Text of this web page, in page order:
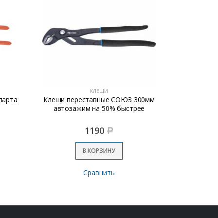
КЛЕЩИ
Клещи переставные СОЮЗ 300мм
автозажим на 50% быстрее
1190 Р
В КОРЗИНУ
Сравнить